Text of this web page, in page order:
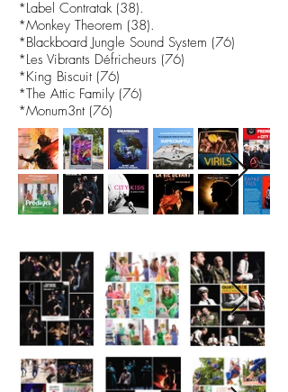
*Label Contratak (38).
*Monkey Theorem (38).
*Blackboard Jungle Sound System (76)
*Les Vibrants Défricheurs (76)
*King Biscuit (76)
*The Attic Family (76)
*Monum3nt (76)